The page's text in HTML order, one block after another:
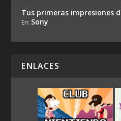
Tus primeras impresiones
En: Sony
ENLACES